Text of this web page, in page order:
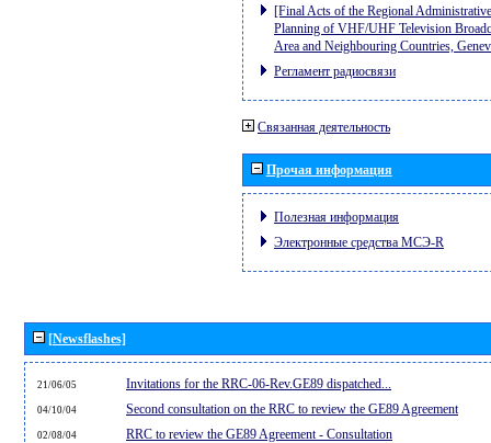
[Final Acts of the Regional
Planning of VHF/UHF Television
Area and Neighbouring Countries,
Регламент радиосвязи
Связанная деятельность
Прочая информация
Полезная информация
Электронные средства МСЭ-R
[Newsflashes]
21/06/05 Invitations for the RRC-06-Rev.GE89 dispatched...
04/10/04 Second consultation on the RRC to review the GE89 Agreement
02/08/04 RRC to review the GE89 Agreement - Consultation